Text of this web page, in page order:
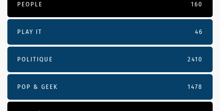
PEOPLE 160
PLAY IT 46
POLITIQUE 2410
POP & GEEK 1478